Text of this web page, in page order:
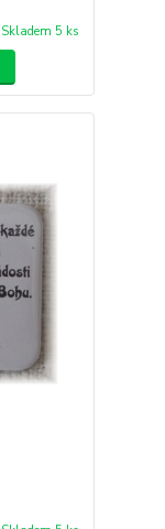
Skladem 5 ks